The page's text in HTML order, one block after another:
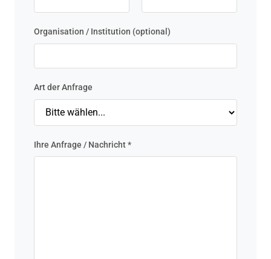
Organisation / Institution (optional)
Art der Anfrage
Ihre Anfrage / Nachricht *